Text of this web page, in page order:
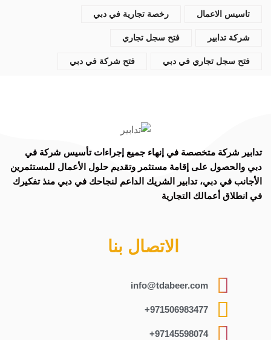
تاسيس الاعمال رخصة تجارية في دبي
شركة تدابير فتح سجل تجاري
فتح سجل تجاري في دبي فتح شركة في دبي
تدابير شركة متخصصة في إنهاء جميع إجراءات تأسيس شركة في
دبي و الحصول على إقامة مستثمر وتقديم حلول الأعمال للمستثمرين
الأجانب في دبي، تدابير الشريك الداعم لنجاحك في دبي منذ تفكيرك
في انطلاق أعمالك التجارية
الاتصال بنا
info@tdabeer.com
971506983477+
97145598074+